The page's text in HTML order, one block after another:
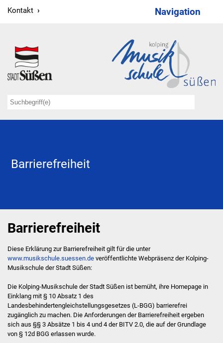
Kontakt Navigation
Verwaltung
Lehrkräfte
Instrumental-
Vokalbereich
Blechblasinstrumente
Streichinstrumente
Barrierefreiheit
Barrierefreiheit
Diese Erklärung zur Barrierefreiheit gilt für die unter
www.musikschule.suessen.deveröffentlichte Webpräsenz der Kolping-
Musikschule der Stadt Süßen:
Die Kolping-Musikschule der Stadt Süßen ist bemüht, ihre Homepage in
Einklang mit § 10 Absatz 1 des
Landesbehindertengleichstellungsgesetzes (L-BGG) barrierefrei
zugänglich zu machen. Die Anforderungen der Barrierefreiheit ergeben
sich aus §§ 3 Absätze 1 bis 4 und 4 der BITV 2.0, die auf der Grundlage
von § 12d BGG erlassen wurde.